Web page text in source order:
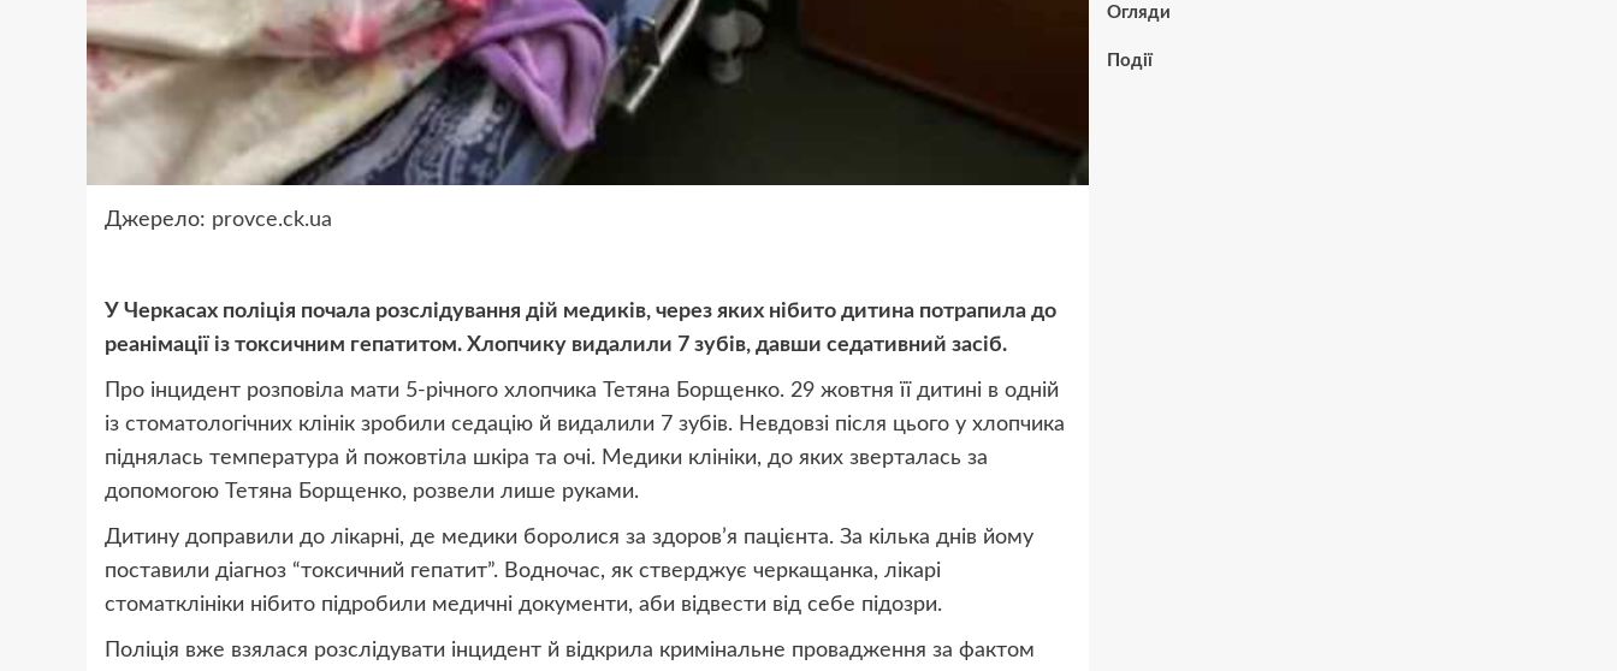
Джерело: provce.ck.ua
У Черкасах поліція почала розслідування дій медиків, через яких нібито дитина потрапила до
реанімації із токсичним гепатитом. Хлопчику видалили 7 зубів, давши седативний засіб.
Про інцидент розповіла мати 5-річного хлопчика Тетяна Борщенко. 29 жовтня її дитині в одній
із стоматологічних клінік зробили седацію й видалили 7 зубів. Невдовзі після цього у хлопчика
піднялась температура й пожовтіла шкіра та очі. Медики клініки, до яких зверталась за
допомогою Тетяна Борщенко, розвели лише руками.
Дитину доправили до лікарні, де медики боролися за здоров’я пацієнта. За кілька днів йому
поставили діагноз “токсичний гепатит”. Водночас, як стверджує черкащанка, лікарі
стоматклініки нібито підробили медичні документи, аби відвести від себе підозри.
Поліція вже взялася розслідувати інцидент й відкрила кримінальне провадження за фактом
Огляди
Події